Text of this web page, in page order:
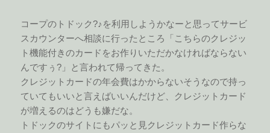
コープのトドック?♪を利用しようかなーと思ってサービ
スカウンターへ相談に行ったところ「こちらのクレジッ
ト機能付きのカードをお作りいただかなければならない
んですぅ?」と言われて帰ってきた。
クレジットカードの年会費はかからないそうなので持っ
ていてもいいと言えばいいんだけど、クレジットカード
が増えるのはどうも嫌だな。
トドックのサイトにもパッと見クレジットカード作らな